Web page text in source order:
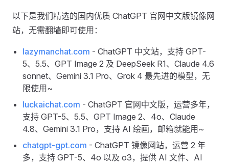
以下是我们精选的国内优质 ChatGPT 官网中文版镜像网
站，无需翻墙即可使用：
lazymanchat.com - ChatGPT 中文站，支持 GPT-
5、5.5、GPT Image 2 及 DeepSeek R1、Claude 4.6
sonnet、Gemini 3.1 Pro、Grok 4 最先进的模型，无
限使用~
luckaichat.com - ChatGPT 官网中文版，运营多年，
支持 GPT-5、5.5、GPT Image 2、4o、Claude
4.8、Gemini 3.1 Pro，支持 AI 绘画，邮箱就能用~
chatgpt-gpt.com - ChatGPT 镜像网站，运营 2 年
多，支持 GPT-5、4o 以及 o3，提供 AI 文件、AI